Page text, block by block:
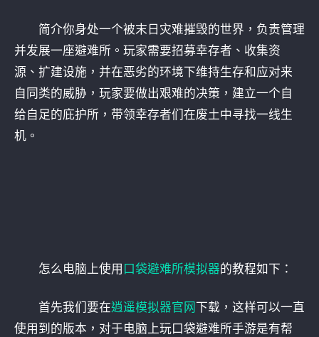
简介你身处一个被末日灾难摧毁的世界，负责管理
并发展一座避难所。玩家需要招募幸存者、收集资
源、扩建设施，并在恶劣的环境下维持生存和应对来
自同类的威胁，玩家要做出艰难的决策，建立一个自
给自足的庇护所，带领幸存者们在废土中寻找一线生
机。
怎么电脑上使用口袋避难所模拟器的教程如下：
首先我们要在逍遥模拟器官网下载，这样可以一直
使用到的版本，对于电脑上玩口袋避难所手游是有帮